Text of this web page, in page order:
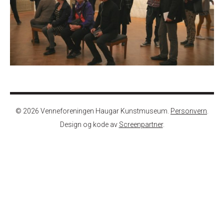
© 2026 Venneforeningen Haugar Kunstmuseum. Personvern
Design og kode av Screenpartner.